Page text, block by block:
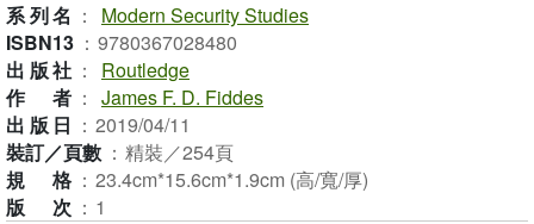
系列名 ：
Modern Security Studies
ISBN13 ： 9780367028480
出版社 ：
Routledge
作者 ： James F. D. Fiddes
出版日 ： 2019/04/11
裝訂／頁數 ： 精裝／254頁
規格 ： 23.4cm*15.6cm*1.9cm (高/寬/厚)
版次 ： 1